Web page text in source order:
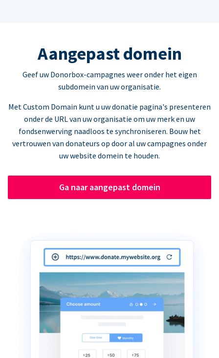
Aangepast domein
Geef uw Donorbox-campagnes weer onder het eigen
subdomein van uw organisatie.
Met Custom Domain kunt u uw donatie pagina's presenteren
onder de URL van uw organisatie om uw merk en uw
fondsenwerving naadloos te synchroniseren. Bouw het
vertrouwen van donateurs op door al uw campagnes onder
uw website domein te houden.
Ga naar aangepast domein